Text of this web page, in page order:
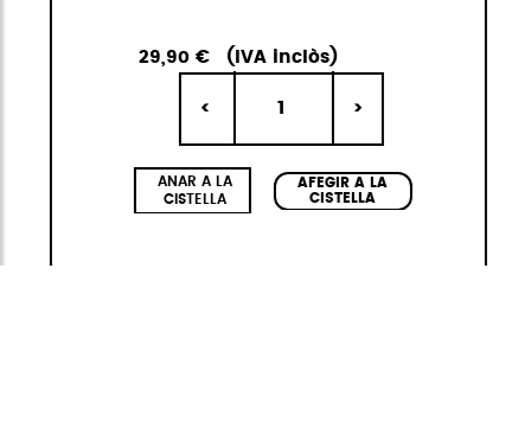
29,90 € (IVA inclòs)
< 1 >
ANAR A LA
CISTELLA
AFEGIR A LA
CISTELLA